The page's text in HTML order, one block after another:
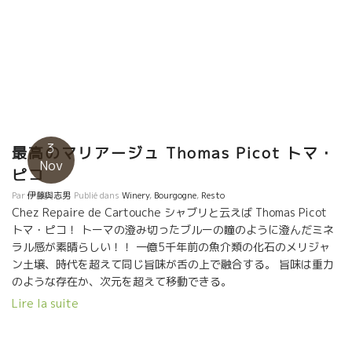
に穏やかの酸が 生ぐささを洗ってくれる。 なかなかのマリアージ
だった。思わず、ありがとう、と云いたくなる。
3
Nov
最高のマリアージュ Thomas Picot トマ・
ピコ
Par伊藤與志男 Publié dans Winery, Bourgogne, Resto
Chez Repaire de Cartouche シャブリと云えば Thomas Picot
トマ・ピコ！ トーマの澄み切ったブルーの瞳のように澄んだミネ
ラル感が素晴らしい！！ 一億5千年前の魚介類の化石のメリジャ
ン土壌、時代を超えて同じ旨味が舌の上で融合する。 旨味は重力
のような存在か、次元を超えて移動できる。
Lire la suite